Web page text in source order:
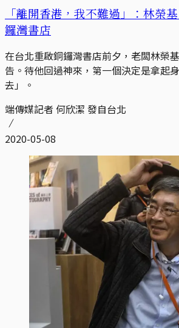
「離開香港，我不難過」：林榮
鑼灣書店
在台北重啟銅鑼灣書店前夕，老闆林榮
告。待他回過神來，第一個決定是拿起
去」。
端傳媒記者 何欣潔 發自台北
2020-05-08